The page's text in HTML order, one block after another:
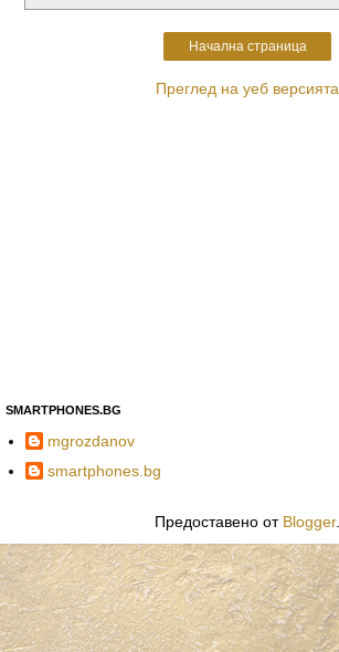
Начална страница
Преглед на уеб версията
SMARTPHONES.BG
mgrozdanov
smartphones.bg
Предоставено от Blogger.